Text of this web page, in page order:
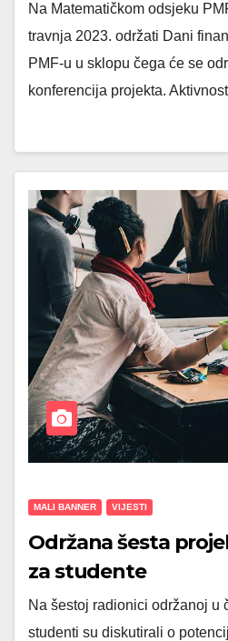
Na Matematičkom odsjeku
travnja 2023. održati Dani
PMF-u u sklopu čega će se
konferencija projekta.
MALI BANNER VIJESTI
Održana šesta
za studente
Na šestoj radionici održanoj u
studenti su diskutirali o